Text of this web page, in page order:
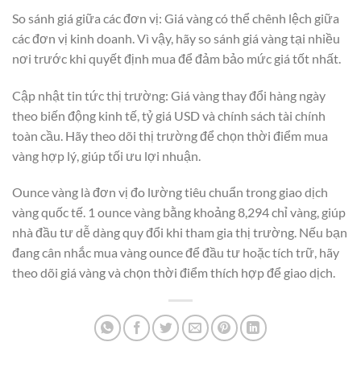
So sánh giá giữa các đơn vị: Giá vàng có thể chênh lệch giữa
các đơn vị kinh doanh. Vì vậy, hãy so sánh giá vàng tại nhiều
nơi trước khi quyết định mua để đảm bảo mức giá tốt nhất.
Cập nhật tin tức thị trường: Giá vàng thay đổi hàng ngày
theo biến động kinh tế, tỷ giá USD và chính sách tài chính
toàn cầu. Hãy theo dõi thị trường để chọn thời điểm mua
vàng hợp lý, giúp tối ưu lợi nhuận.
Ounce vàng là đơn vị đo lường tiêu chuẩn trong giao dịch
vàng quốc tế. 1 ounce vàng bằng khoảng 8,294 chỉ vàng, giúp
nhà đầu tư dễ dàng quy đổi khi tham gia thị trường. Nếu bạn
đang cân nhắc mua vàng ounce để đầu tư hoặc tích trữ, hãy
theo dõi giá vàng và chọn thời điểm thích hợp để giao dịch.